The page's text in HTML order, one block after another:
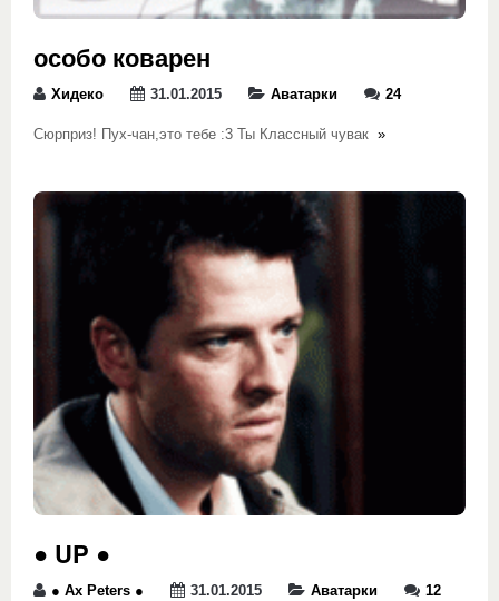
особо коварен
Хидеко 31.01.2015 Аватарки 24
Сюрприз! Пух-чан,это тебе :3 Ты Классный чувак »
● UP ●
● Ax Peters ● 31.01.2015 Аватарки 12